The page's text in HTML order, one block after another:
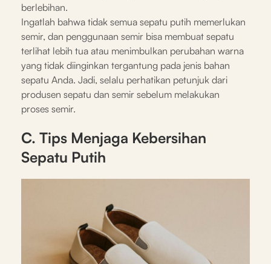
berlebihan.
Ingatlah bahwa tidak semua sepatu putih memerlukan
semir, dan penggunaan semir bisa membuat sepatu
terlihat lebih tua atau menimbulkan perubahan warna
yang tidak diinginkan tergantung pada jenis bahan
sepatu Anda. Jadi, selalu perhatikan petunjuk dari
produsen sepatu dan semir sebelum melakukan
proses semir.
C. Tips Menjaga Kebersihan
Sepatu Putih